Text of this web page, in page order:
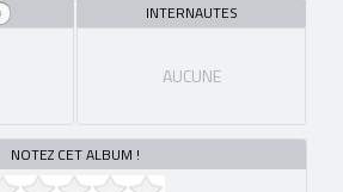
INTERNAUTES
AUCUNE
NOTEZ CET ALBUM !